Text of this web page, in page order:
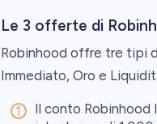
Le 3 offerte di
Robinhood offre tre tipi
Immediato, Oro e
Il conto Robinhood